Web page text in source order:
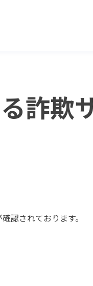
詐欺
認されております。